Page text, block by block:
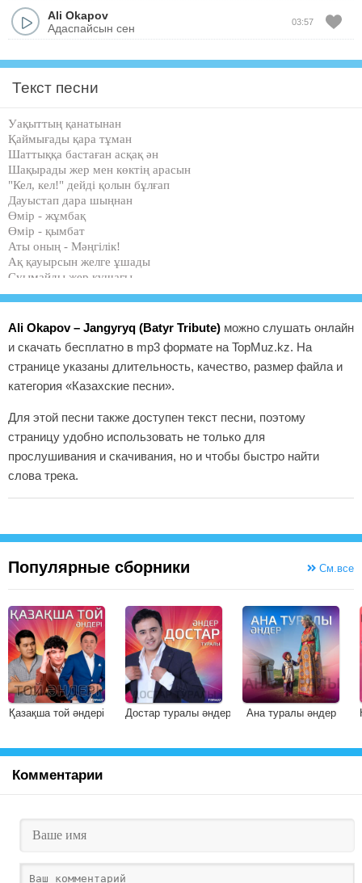
Ali Okapov
Адаспайсын сен
03:57
Текст песни
Уақыттың қанатынан
Қаймығады қара тұман
Шаттыққа бастаған асқақ ән
Шақырады жер мен көктің арасын
"Кел, кел!" дейді қолын бұлғап
Дауыстап дара шыңнан
Өмір - жұмбақ
Өмір - қымбат
Аты оның - Мәңгілік!
Ақ қауырсын желге ұшады
Суымайды жер құшағы
Тербетіп қазақтың даласын
"Кел, кел!" дейді қолын бұлғап
Дауылдай аласұрған!
Өмір - жұмбақ
Өмір - қымбат
Аты оның - Жаңғырық!
"Кел, кел!" дейді қолын бұлғап
Дауылдай аласұрған!
Өмір - жұмбақ
Өмір - қымбат
Аты оның - Жаңғырық!
Өмір - жұмбақ
Аты оның - Жаңғырық!
Ali Okapov – Jangyryq (Batyr Tribute) можно слушать онлайн
и скачать бесплатно в mp3 формате на TopMuz.kz. На
странице указаны длительность, качество, размер файла и
категория «Казахские песни».
Для этой песни также доступен текст песни, поэтому
страницу удобно использовать не только для
прослушивания и скачивания, но и чтобы быстро найти
слова трека.
Популярные сборники См.все
Қазақша той әндері Достар туралы әндер Ана туралы әндер
Комментарии